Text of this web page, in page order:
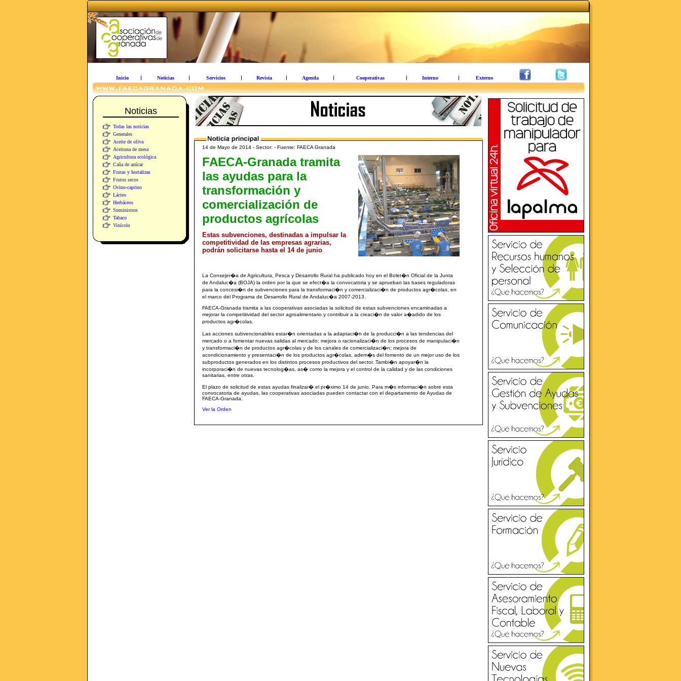
Inicio Noticias Servicios Revista Agenda Cooperativas Interno Externo
Noticias
Todas las noticias
Generales
Aceite de oliva
Aceituna de mesa
Agricultura ecológica
Caña de azúcar
Frutas y hortalizas
Frutos secos
Ovino-caprino
Lácteo
Herbáceos
Suministros
Tabaco
Vinícola
14 de Mayo de 2014 - Sector: - Fuente: FAECA Granada
FAECA-Granada tramita
las ayudas para la
transformación y
comercialización de
productos agrícolas
Estas subvenciones, destinadas a impulsar la
competitividad de las empresas agrarias,
podrán solicitarse hasta el 14 de junio
La Consejer�a de Agricultura, Pesca y Desarrollo Rural ha publicado hoy en el Bolet�n Oficial de la Junta
de Andaluc�a (BOJA) la orden por la que se efect�a la convocatoria y se aprueban las bases reguladoras
para la concesi�n de subvenciones para la transformaci�n y comercializaci�n de productos agr�colas, en
el marco del Programa de Desarrollo Rural de Andaluc�a 2007-2013.
FAECA-Granada tramita a las cooperativas asociadas la solicitud de estas subvenciones encaminadas a
mejorar la competitividad del sector agroalimentario y contribuir a la creaci�n de valor a�adido de los
productos agr�colas.
Las acciones subvencionables estar�n orientadas a la adaptaci�n de la producci�n a las tendencias del
mercado o a fomentar nuevas salidas al mercado; mejora o racionalizaci�n de los procesos de manipulaci�n
y transformaci�n de productos agr�colas y de los canales de comercializaci�n; mejora de
acondicionamiento y presentaci�n de los productos agr�colas, adem�s del fomento de un mejor uso de los
subproductos generados en los distintos procesos productivos del sector. Tambi�n apoyar�n la
incorporaci�n de nuevas tecnolog�as, as� como la mejora y el control de la calidad y de las condiciones
sanitarias, entre otras.
El plazo de solicitud de estas ayudas finalizar� el pr�ximo 14 de junio. Para m�s informaci�n sobre esta
convocatoria de ayudas, las cooperativas asociadas pueden contactar con el departamento de Ayudas de
FAECA-Granada.
Ver la Orden